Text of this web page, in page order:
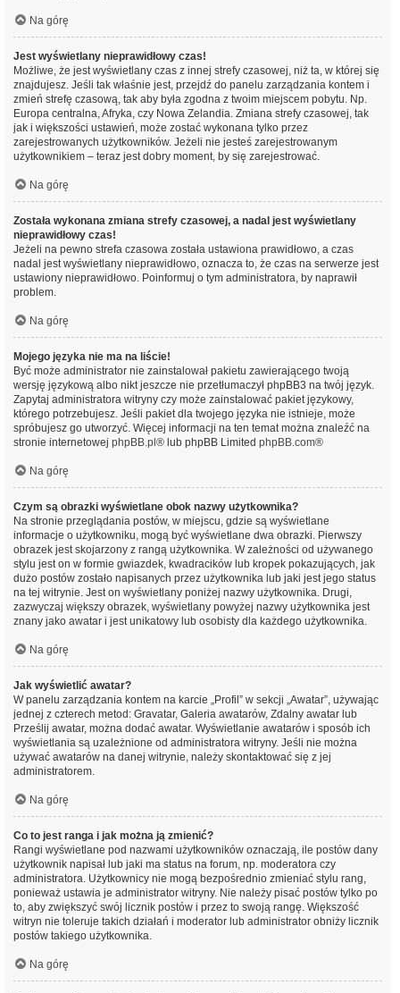
Na górę
Jest wyświetlany nieprawidłowy czas!
Możliwe, że jest wyświetlany czas z innej strefy czasowej, niż ta, w której się
znajdujesz. Jeśli tak właśnie jest, przejdź do panelu zarządzania kontem i
zmień strefę czasową, tak aby była zgodna z twoim miejscem pobytu. Np.
Europa centralna, Afryka, czy Nowa Zelandia. Zmiana strefy czasowej, tak
jak i większości ustawień, może zostać wykonana tylko przez
zarejestrowanych użytkowników. Jeżeli nie jesteś zarejestrowanym
użytkownikiem – teraz jest dobry moment, by się zarejestrować.
Na górę
Została wykonana zmiana strefy czasowej, a nadal jest wyświetlany
nieprawidłowy czas!
Jeżeli na pewno strefa czasowa została ustawiona prawidłowo, a czas
nadal jest wyświetlany nieprawidłowo, oznacza to, że czas na serwerze jest
ustawiony nieprawidłowo. Poinformuj o tym administratora, by naprawił
problem.
Na górę
Mojego języka nie ma na liście!
Być może administrator nie zainstalował pakietu zawierającego twoją
wersję językową albo nikt jeszcze nie przetłumaczył phpBB3 na twój język.
Zapytaj administratora witryny czy może zainstalować pakiet językowy,
którego potrzebujesz. Jeśli pakiet dla twojego języka nie istnieje, może
spróbujesz go utworzyć. Więcej informacji na ten temat można znaleźć na
stronie internetowej phpBB.pl ® lub phpBB Limited phpBB.com®
Na górę
Czym są obrazki wyświetlane obok nazwy użytkownika?
Na stronie przeglądania postów, w miejscu, gdzie są wyświetlane
informacje o użytkowniku, mogą być wyświetlane dwa obrazki. Pierwszy
obrazek jest skojarzony z rangą użytkownika. W zależności od używanego
stylu jest on w formie gwiazdek, kwadracików lub kropek pokazujących, jak
dużo postów zostało napisanych przez użytkownika lub jaki jest jego status
na tej witrynie. Jest on wyświetlany poniżej nazwy użytkownika. Drugi,
zazwyczaj większy obrazek, wyświetlany powyżej nazwy użytkownika jest
znany jako awatar i jest unikatowy lub osobisty dla każdego użytkownika.
Na górę
Jak wyświetlić awatar?
W panelu zarządzania kontem na karcie „Profil” w sekcji „Awatar”, używając
jednej z czterech metod: Gravatar, Galeria awatarów, Zdalny awatar lub
Prześlij awatar, można dodać awatar. Wyświetlanie awatarów i sposób ich
wyświetlania są uzależnione od administratora witryny. Jeśli nie można
używać awatarów na danej witrynie, należy skontaktować się z jej
administratorem.
Na górę
Co to jest ranga i jak można ją zmienić?
Rangi wyświetlane pod nazwami użytkowników oznaczają, ile postów dany
użytkownik napisał lub jaki ma status na forum, np. moderatora czy
administratora. Użytkownicy nie mogą bezpośrednio zmieniać stylu rang,
ponieważ ustawia je administrator witryny. Nie należy pisać postów tylko po
to, aby zwiększyć swój licznik postów i przez to swoją rangę. Większość
witryn nie toleruje takich działań i moderator lub administrator obniży licznik
postów takiego użytkownika.
Na górę